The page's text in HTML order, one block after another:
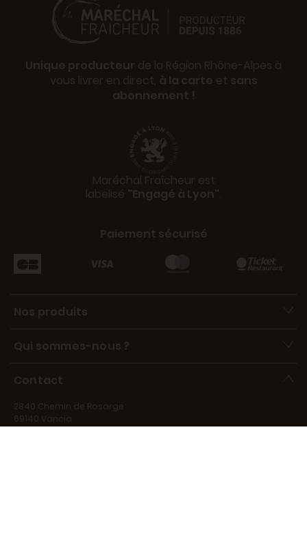
Unique producteur de la Région Rhône-Alpes à
vous livrer en direct, à la carte et sans
abonnement !
Maréchal Fraîcheur est
labelisé "Engagé à Lyon".
Paiement sécurisé
Nos produits
Qui sommes-nous ?
Contact
2840 Chemin de Rosarge
69140 Vancia